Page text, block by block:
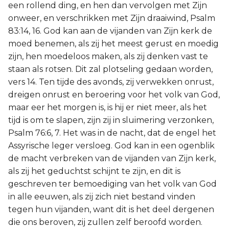
een rollend ding, en hen dan vervolgen met Zijn
onweer, en verschrikken met Zijn draaiwind, Psalm
83:14, 16. God kan aan de vijanden van Zijn kerk de
moed benemen, als zij het meest gerust en moedig
zijn, hen moedeloos maken, als zij denken vast te
staan als rotsen. Dit zal plotseling gedaan worden,
vers 14. Ten tijde des avonds, zij verwekken onrust,
dreigen onrust en beroering voor het volk van God,
maar eer het morgen is, is hij er niet meer, als het
tijd is om te slapen, zijn zij in sluimering verzonken,
Psalm 76:6, 7. Het was in de nacht, dat de engel het
Assyrische leger versloeg. God kan in een ogenblik
de macht verbreken van de vijanden van Zijn kerk,
als zij het geduchtst schijnt te zijn, en dit is
geschreven ter bemoediging van het volk van God
in alle eeuwen, als zij zich niet bestand vinden
tegen hun vijanden, want dit is het deel dergenen
die ons beroven, zij zullen zelf beroofd worden.